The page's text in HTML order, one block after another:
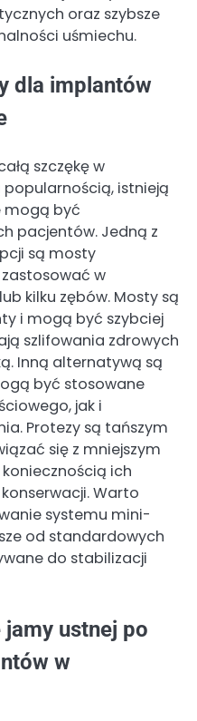
oraz szybsze
uśmiechu.
dla implantów
szczękę w
popularnością, istnieją
mogą być
pacjentów. Jedną z
są mosty
w
kilku zębów. Mosty są
i mogą być szybciej
szlifowania zdrowych
Inną alternatywą są
być stosowane
jak i
Protezy są tańszym
się z mniejszym
ich
Warto
systemu mini-
od standardowych
do stabilizacji
ustnej po
w